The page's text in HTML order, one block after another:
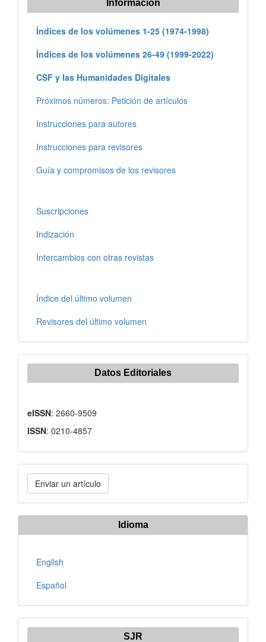
Información
Índices de los volúmenes 1-25 (1974-1998)
Índices de los volúmenes 26-49 (1999-2022)
CSF y las Humanidades Digitales
Próximos números: Petición de artículos
Instrucciones para autores
Instrucciones para revisores
Guía y compromisos de los revisores
Suscripciones
Indización
Intercambios con otras revistas
Índice del último volumen
Revisores del último volumen
Datos Editoriales
eISSN: 2660-9509
ISSN: 0210-4857
Enviar
un
artículo
Enviar un artículo
Idioma
English
Español
SJR